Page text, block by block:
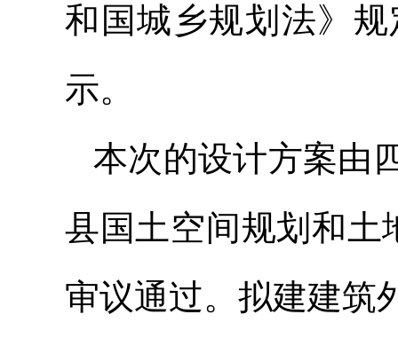
和国城乡规划法》
示。
本次的设计方案由
县国土空间规划和土
审议通过。拟建建筑